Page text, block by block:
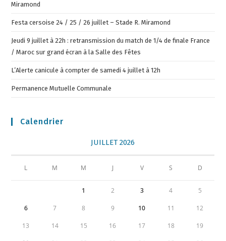
Miramond
Festa cersoise 24 / 25 / 26 juillet – Stade R. Miramond
Jeudi 9 juillet à 22h : retransmission du match de 1/4 de finale France
/ Maroc sur grand écran à la Salle des Fêtes
L’Alerte canicule à compter de samedi 4 juillet à 12h
Permanence Mutuelle Communale
Calendrier
JUILLET 2026
L M M J V S D
1 2 3 4 5
6 7 8 9 10 11 12
13 14 15 16 17 18 19